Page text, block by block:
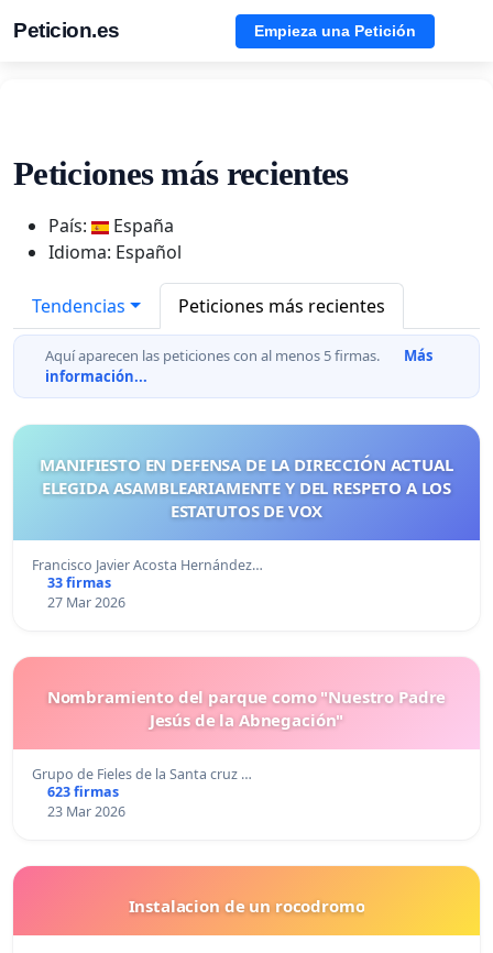
Peticion.es Empieza una Petición
Peticiones más recientes
País:
España
Idioma: Español
Tendencias Peticiones más recientes
Aquí aparecen las peticiones con al menos 5 firmas.
Más
información...
MANIFIESTO EN DEFENSA DE LA DIRECCIÓN ACTUAL
ELEGIDA ASAMBLEARIAMENTE Y DEL RESPETO A LOS
ESTATUTOS DE VOX
Francisco Javier Acosta Hernández…
33 firmas
27 Mar 2026
Nombramiento del parque como "Nuestro Padre
Jesús de la Abnegación"
Grupo de Fieles de la Santa cruz …
623 firmas
23 Mar 2026
Instalacion de un rocodromo